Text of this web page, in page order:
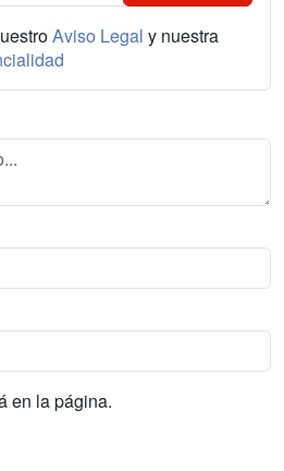
Aviso Legal y nuestra
en la página.